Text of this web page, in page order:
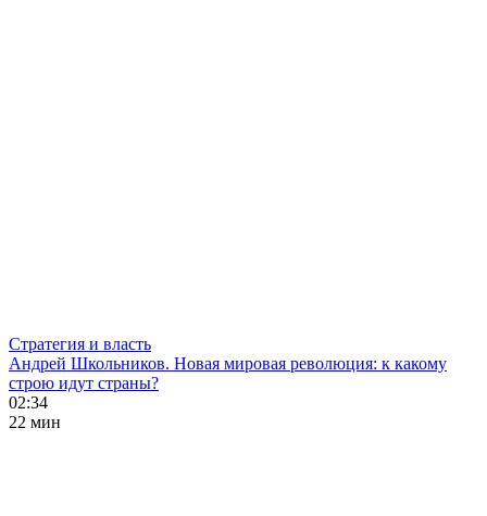
Стратегия и власть
Андрей Школьников. Новая мировая революция: к какому
строю идут страны?
02:34
22 мин